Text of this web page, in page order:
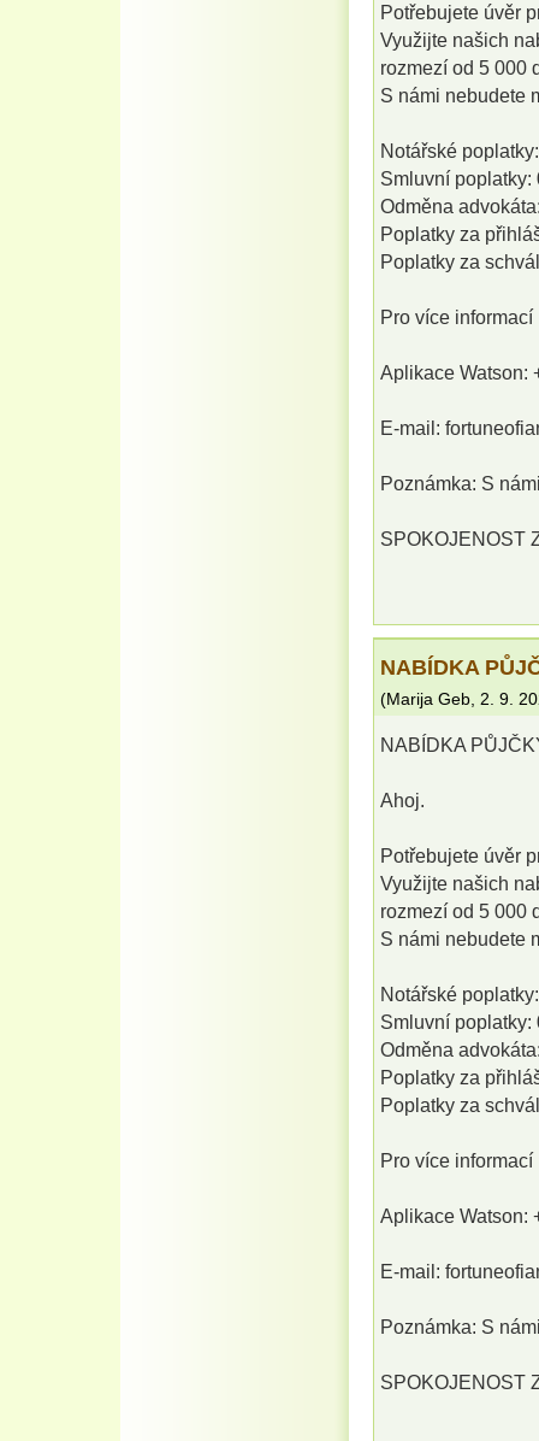
Potřebujete úvěr
Využijte našich
rozmezí od 5 000
S námi nebudete
Notářské
Smluvní poplatky:
Odměna
Poplatky za
Poplatky za
Pro více
Aplikace Watson:
E-mail:
Poznámka: S
SPOKOJENOST
NABÍDKA
(Marija Geb 2. 9.
NABÍDKA
Ahoj.
Potřebujete úvěr
Využijte našich
rozmezí od 5 000
S námi nebudete
Notářské
Smluvní poplatky:
Odměna
Poplatky za
Poplatky za
Pro více
Aplikace Watson:
E-mail:
Poznámka: S
SPOKOJENOST